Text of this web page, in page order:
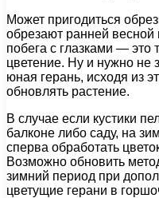
Может пригодиться
обрезают ранней
побега с глазками — это
цветение. Ну и нужно не
юная герань, исходя из
обновлять растение.
В случае если кустики
балконе либо саду, на
сперва обработать
Возможно обновить
зимний период при
цветущие герани в